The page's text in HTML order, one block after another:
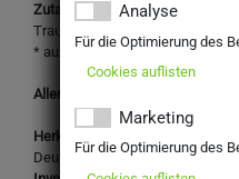
Zutaten:
Traubendirektsaft* (50%),
* aus kontrolliert biologischem
Allergene: keine
Herkunftsland:
Deutschland
Analyse
Für die Optimierung des
Cookies auflisten
Marketing
Für die Optimierung des